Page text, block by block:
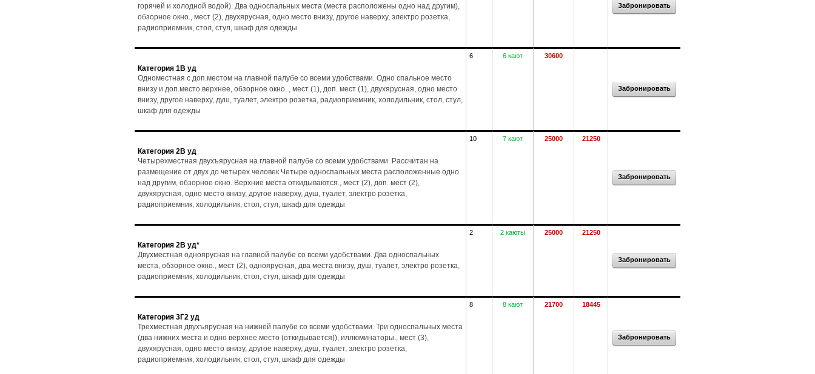
горячей и холодной водой). Два односпальных места (места расположены одно над другим),
обзорное окно., мест (2), двухярусная, одно место внизу, другое наверху, электро розетка,
радиоприемник, стол, стул, шкаф для одежды
Забронировать
Категория 1В уд
Одноместная с доп.местом на главной палубе со всеми удобствами. Одно спальное место
внизу и доп.место верхнее, обзорное окно. , мест (1), доп. мест (1), двухярусная, одно место
внизу, другое наверху, душ, туалет, электро розетка, радиоприемник, холодильник, стол, стул,
шкаф для одежды
6 6 кают 30600
Забронировать
Категория 2В уд
Четырехместная двухъярусная на главной палубе со всеми удобствами. Рассчитан на
размещение от двух до четырех человек Четыре односпальных места расположенные одно
над другим, обзорное окно. Верхние места откидываются., мест (2), доп. мест (2),
двухярусная, одно место внизу, другое наверху, душ, туалет, электро розетка,
радиоприемник, холодильник, стол, стул, шкаф для одежды
10 7 кают 25000 21250
Забронировать
Категория 2В уд*
Двухместная одноярусная на главной палубе со всеми удобствами. Два односпальных
места, обзорное окно., мест (2), одноярусная, два места внизу, душ, туалет, электро розетка,
радиоприемник, холодильник, стол, стул, шкаф для одежды
2 2 каюты 25000 21250
Забронировать
Категория 3Г2 уд
Трехместная двухъярусная на нижней палубе со всеми удобствами. Три односпальных места
(два нижних места и одно верхнее место (откидывается)), иллюминаторы., мест (3),
двухярусная, одно место внизу, другое наверху, душ, туалет, электро розетка,
радиоприемник, холодильник, стол, стул, шкаф для одежды
8 8 кают 21700 18445
Забронировать